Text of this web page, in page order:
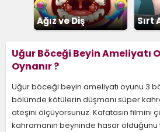
Ağız ve Diş
Sırt
Uğur Böceği Beyin Ameliyatı
Oynanır ?
Uğur böceği beyin ameliyatı oyunu 3
bölümde kötülerin düşmanı süper
ateşini ölçüyorsunuz. Kafatasın filmini
kahramanın beyninde hasar